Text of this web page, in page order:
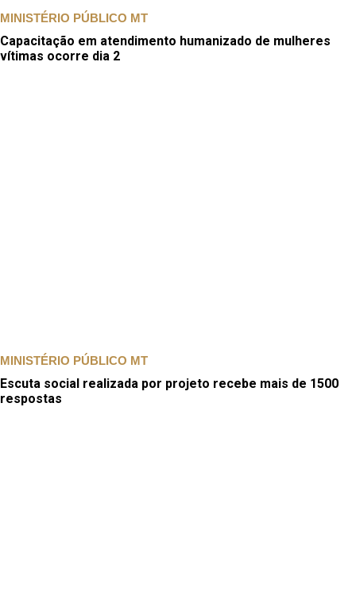
MINISTÉRIO PÚBLICO MT
Capacitação em atendimento humanizado de mulheres
vítimas ocorre dia 2
MINISTÉRIO PÚBLICO MT
Escuta social realizada por projeto recebe mais de 1500
respostas